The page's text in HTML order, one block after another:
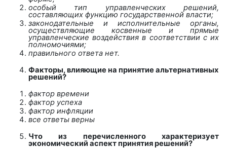
особый тип управленческих решений,
составляющих функцию государственной власти;
законодательные и исполнительные органы,
осуществляющие косвенные и прямые
управленческие воздействия в соответствии с их
полномочиями;
правильного ответа нет.
Факторы, влияющие на принятие альтернативных
решений?
фактор времени
фактор успеха
фактор инфляции
все ответы верны
Что из перечисленного характеризует
экономический аспект принятия решений?